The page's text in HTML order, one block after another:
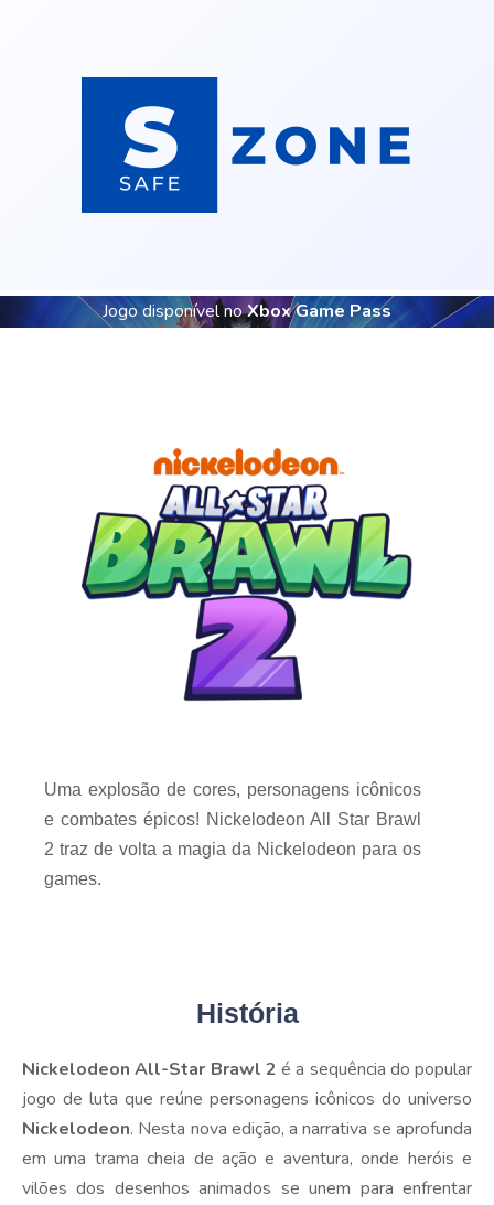
Jogo disponível noXbox Game Pass
Uma explosão de cores, personagens icônicos
e combates épicos! Nickelodeon All Star Brawl
2 traz de volta a magia da Nickelodeon para os
games.
História
Nickelodeon All-Star Brawl 2 é a sequência do popular
jogo de luta que reúne personagens icônicos do universo
Nickelodeon. Nesta nova edição, a narrativa se aprofunda
em uma trama cheia de ação e aventura, onde heróis e
vilões dos desenhos animados se unem para enfrentar